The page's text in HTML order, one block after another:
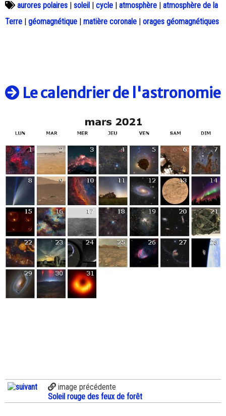
aurores polaires soleil cycle atmosphère
atmosphère de la
Terre
géomagnétique matière coronale orages géomagnétiques
Le calendrier de l'astronomie
image précédente
Soleil rouge des feux de forêt